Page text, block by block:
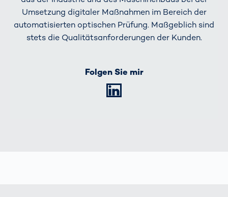
Umsetzung digitaler Maßnahmen im Bereich der
automatisierten optischen Prüfung. Maßgeblich sind
stets die Qualitätsanforderungen der Kunden.
Folgen Sie mir